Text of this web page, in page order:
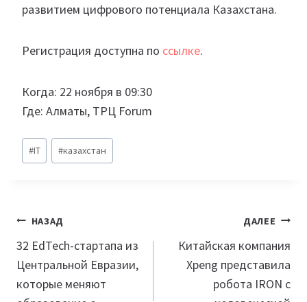
развитием цифрового потенциала Казахстана.
Регистрация доступна по ссылке.
Когда: 22 ноября в 09:30
Где: Алматы, ТРЦ Forum
Метки
записи:
#IT #казахстан
Навигация
по
записям
НАЗАД
32 EdTech-стартапа из
Центральной Евразии,
которые меняют
ДАЛЕЕ
Китайская компания
Xpeng представила
робота IRON с